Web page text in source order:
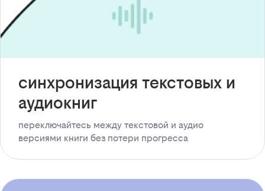
синхронизация текстовых и
аудиокниг
переключайтесь между текстовой и аудио
версиями книги без потери прогресса